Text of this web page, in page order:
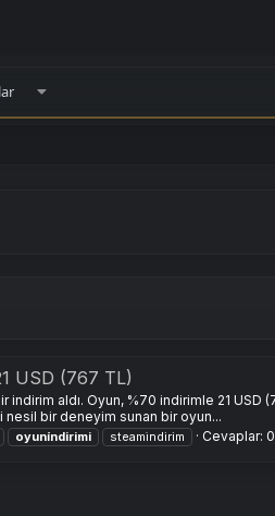
USD (767 TL)
aldı. Oyun, %70 indirimle 21 USD
bir deneyim sunan bir oyun...
oyuni̇ndirimi steami̇ndirim Cevaplar: 0